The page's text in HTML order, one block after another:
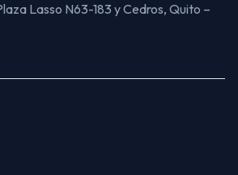
Lasso N63-183 y Cedros, Quito –